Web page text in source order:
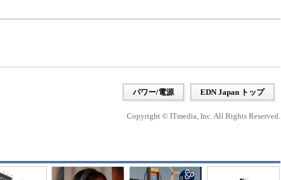
パワー/電源 EDN Japan トップ
Copyright © ITmedia, Inc. All Rights Reserved.